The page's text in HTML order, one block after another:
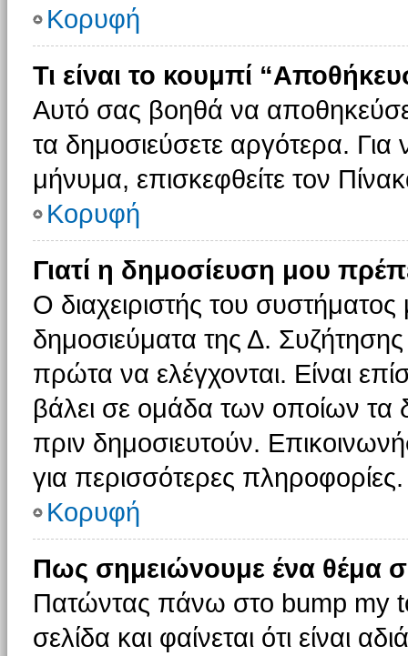
Κορυφή
Τι είναι το κουμπί
Αυτό σας βοηθά να
τα δημοσιεύσετε αργότερα.
μήνυμα, επισκεφθείτε τον
Κορυφή
Γιατί η δημοσίευση μου
Ο διαχειριστής του συστήματος
δημοσιεύματα της Δ.
πρώτα να ελέγχονται. Είναι
βάλει σε ομάδα των οποίων τα
πριν δημοσιευτούν.
για περισσότερες πληροφορίες.
Κορυφή
Πως σημειώνουμε ένα θέμα
Πατώντας πάνω στο bump my
σελίδα και φαίνεται ότι είναι